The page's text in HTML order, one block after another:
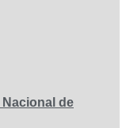
de